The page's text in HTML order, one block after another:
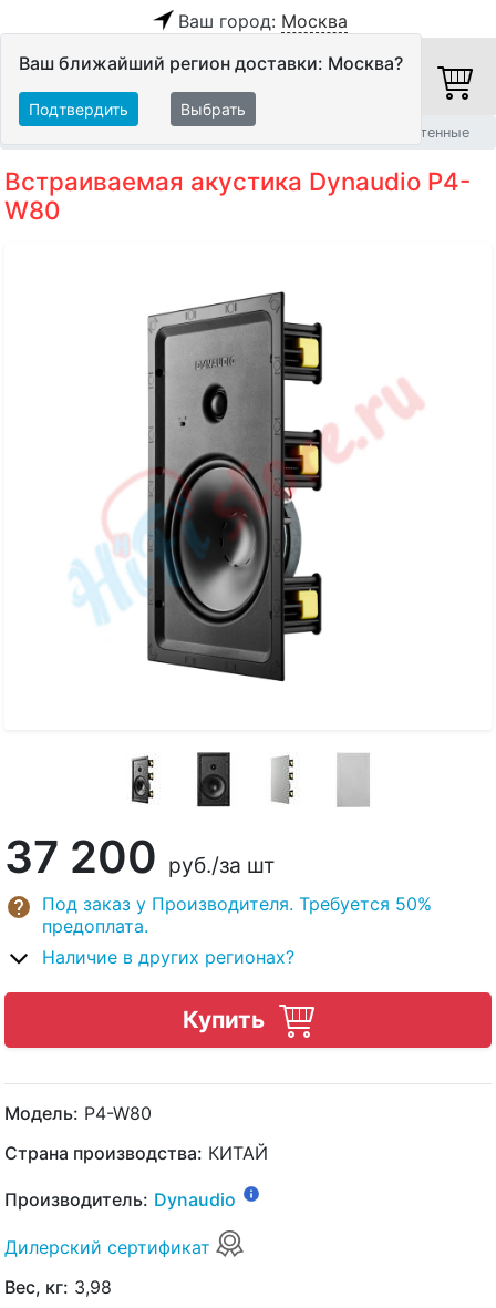
Ваш город: Москва
Ваш ближайший регион доставки: Москва?
Подтвердить Выбрать
Стенные
Встраиваемая акустика Dynaudio P4-
W80
37 200 руб./за шт
Под заказ у Производителя. Требуется 50%
предоплата.
Наличие в других регионах?
Купить
Модель: P4-W80
Страна производства: КИТАЙ
Производитель: Dynaudio
Дилерский сертификат
Вес, кг: 3,98